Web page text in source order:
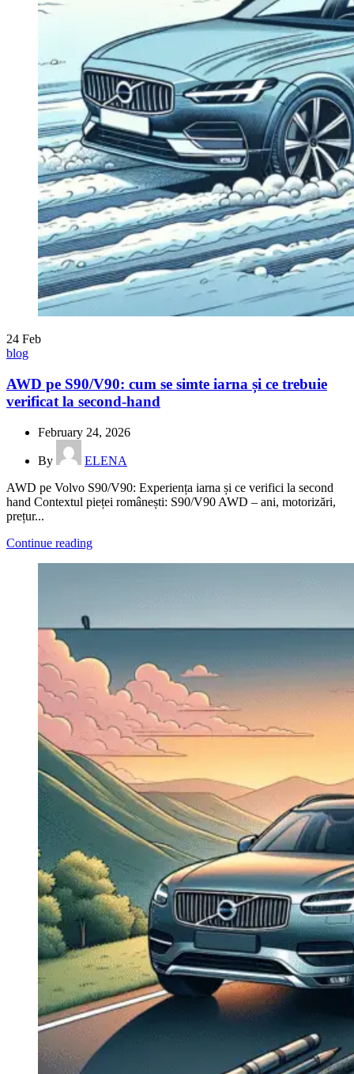
24 Feb
blog
AWD pe S90/V90: cum se simte iarna și ce trebuie
verificat la second-hand
February 24, 2026
By
ELENA
AWD pe Volvo S90/V90: Experiența iarna și ce verifici la second
hand Contextul pieței românești: S90/V90 AWD – ani, motorizări,
prețur...
Continue reading